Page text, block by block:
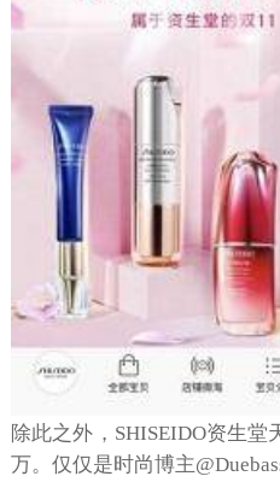
除此之外，SHISEIDO资生
万。仅仅是时尚博主